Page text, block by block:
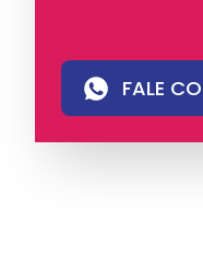
FALE